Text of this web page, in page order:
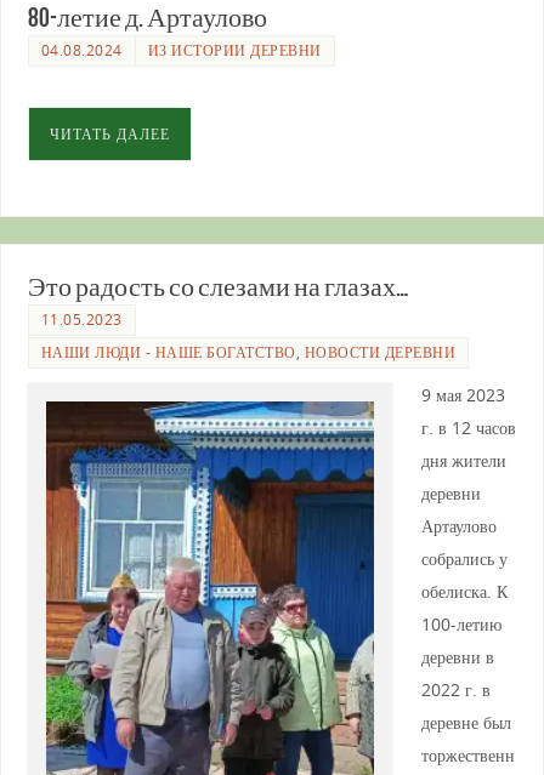
80-летие д. Артаулово
04.08.2024 ИЗ ИСТОРИИ ДЕРЕВНИ
ЧИТАТЬ ДАЛЕЕ
Это радость со слезами на глазах…
11.05.2023
НАШИ ЛЮДИ - НАШЕ БОГАТСТВО, НОВОСТИ ДЕРЕВНИ
9 мая 2023
г. в 12 часов
дня жители
деревни
Артаулово
собрались у
обелиска. К
100-летию
деревни в
2022 г. в
деревне был
торжественн